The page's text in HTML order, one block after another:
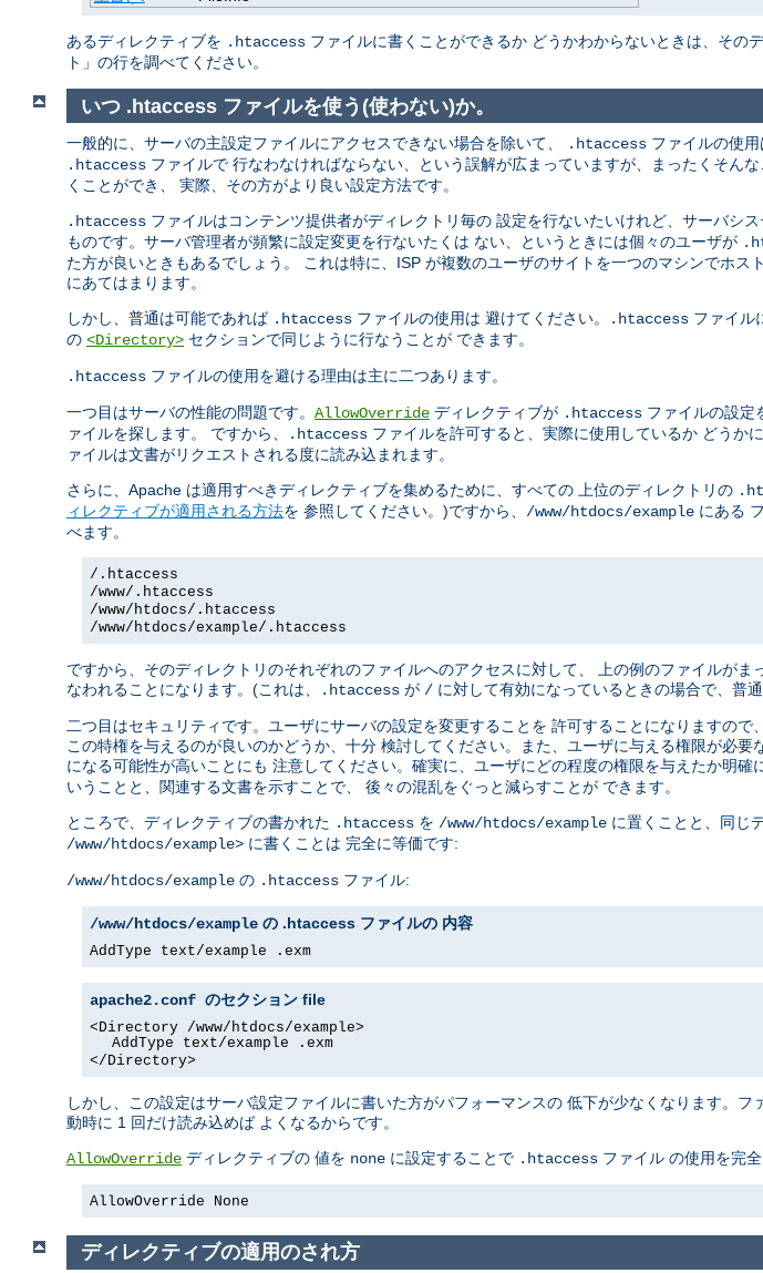
あるディレクティブを .htaccess ファイルに書くことができるか どうかわからないときは、その
ト」の行を調べてください。
いつ .htaccess ファイルを使う(使わない)か。
一般的に、サーバの主設定ファイルにアクセスできない場合を除いて、 .htaccess ファイルの使
.htaccess ファイルで 行なわなければならない、という誤解が広まっていますが、まったくそん
くことができ、 実際、その方がより良い設定方法です。
.htaccess ファイルはコンテンツ提供者がディレクトリ毎の 設定を行ないたいけれど、サーバシ
ものです。サーバ管理者が頻繁に設定変更を行ないたくは ない、というときには個々のユーザが
た方が良いときもあるでしょう。 これは特に、ISP が複数のユーザのサイトを一つのマシンでホ
にあてはまります。
しかし、普通は可能であれば .htaccess ファイルの使用は 避けてください。 .htaccess ファイル
の <Directory> セクションで同じように行なうことが できます。
.htaccess ファイルの使用を避ける理由は主に二つあります。
一つ目はサーバの性能の問題です。 AllowOverride ディレクティブが .htaccess ファイルの設定
ァイルを探します。 ですから、
.htaccess ファイルを許可すると、実際に使用しているか どうか
ァイルは文書がリクエストされる度に読み込まれます。
さらに、Apache は適用すべきディレクティブを集めるために、すべての 上位のディレクトリの
ィレクティブが適用される方法を 参照してください。)ですから、 /www/htdocs/example にある
べます。
/.htaccess
/www/.htaccess
/www/htdocs/.htaccess
/www/htdocs/example/.htaccess
ですから、そのディレクトリのそれぞれのファイルへのアクセスに対して、 上の例のファイルが
なわれることになります。(これは、
.htaccess が / に対して有効になっているときの場合で、普
二つ目はセキュリティです。ユーザにサーバの設定を変更することを 許可することになりますの
この特権を与えるのが良いのかどうか、十分 検討してください。また、ユーザに与える権限が必
になる可能性が高いことにも 注意してください。確実に、ユーザにどの程度の権限を与えたか明確
いうことと、関連する文書を示すことで、 後々の混乱をぐっと減らすことが できます。
ところで、ディレクティブの書かれた .htaccess を /www/htdocs/example に置くことと、同じ
/www/htdocs/example> に書くことは 完全に等価です:
/www/htdocs/example の .htaccess ファイル:
/www/htdocs/example の .htaccess ファイルの 内容
AddType text/example .exm
apache2.conf のセクション file
<Directory /www/htdocs/example>
AddType text/example .exm
</Directory>
しかし、この設定はサーバ設定ファイルに書いた方がパフォーマンスの 低下が少なくなります。
動時に 1 回だけ読み込めば よくなるからです。
AllowOverride ディレクティブの 値を none に設定することで .htaccess ファイル の使用を完
AllowOverride None
ディレクティブの適用のされ方